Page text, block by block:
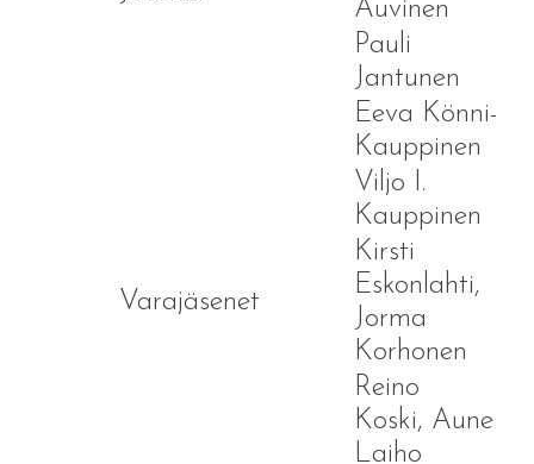
Auvinen
Pauli
Jantunen
Eeva Könni-
Kauppinen
Viljo I.
Kauppinen
Varajäsenet
Kirsti
Eskonlahti,
Jorma
Korhonen
Reino
Koski, Aune
Laiho